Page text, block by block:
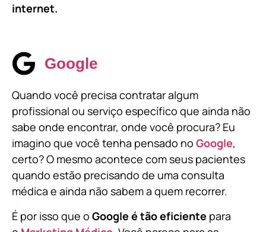
internet.
Google
Quando você precisa contratar algum
profissional ou serviço específico que ainda não
sabe onde encontrar, onde você procura? Eu
imagino que você tenha pensado no Google,
certo? O mesmo acontece com seus pacientes
quando estão precisando de uma consulta
médica e ainda não sabem a quem recorrer.
É por isso que o Google é tão eficiente para